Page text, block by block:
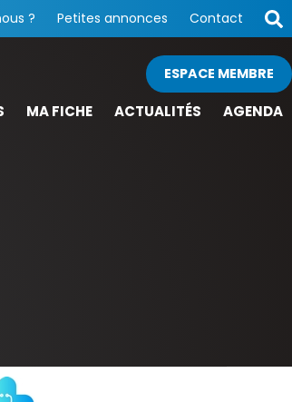
? Petites annonces Contact
ESPACE MEMBRE
MA FICHE ACTUALITÉS AGENDA